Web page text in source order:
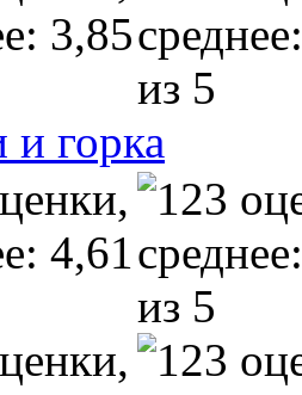
горка